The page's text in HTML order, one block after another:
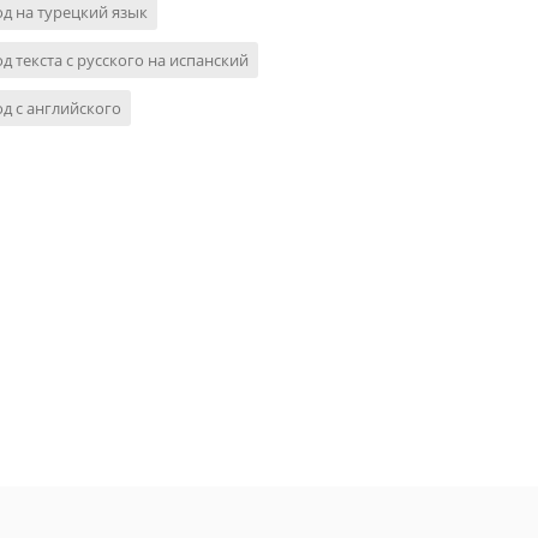
на турецкий язык
текста с русского на испанский
с английского